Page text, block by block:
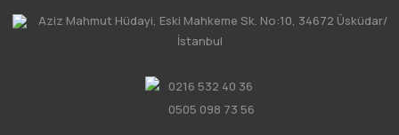
Aziz Mahmut Hüdayi, Eski Mahkeme Sk. No:10, 34672 Üsküdar/
İstanbul
0216 532 40 36
0505 098 73 56